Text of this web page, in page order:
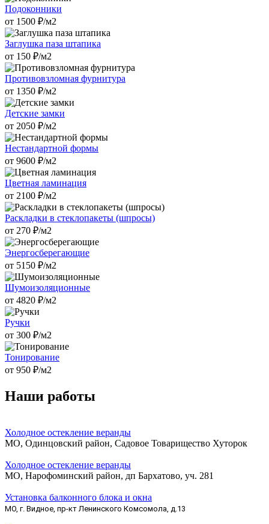
Подоконники
от 1500 ₽/м2
Заглушка паза штапика
от 150 ₽/м2
Противовзломная фурнитура
от 1350 ₽/м2
Детские замки
от 2050 ₽/м2
Нестандартной формы
от 9600 ₽/м2
Цветная ламинация
от 2100 ₽/м2
Раскладки в стеклопакеты (шпросы)
от 270 ₽/м2
Энергосберегающие
от 5150 ₽/м2
Шумоизоляционные
от 4820 ₽/м2
Ручки
от 300 ₽/м2
Тонирование
от 950 ₽/м2
Наши работы
Холодное остекление веранды
МО, Одинцовский район, Садовое Товарищество Хуторок
Холодное остекление веранды
МО, Нарофоминский район, дп Бархатово, уч. 281
Установка балконного блока и окна
МО, г. Видное, пр-кт Ленинского Комсомола, д.13